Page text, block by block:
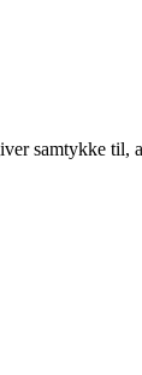
samtykke til,